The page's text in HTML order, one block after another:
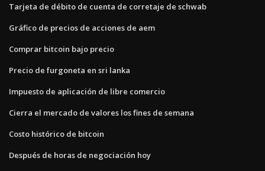
Tarjeta de débito de cuenta de corretaje de schwab
Gráfico de precios de acciones de aem
Comprar bitcoin bajo precio
Precio de furgoneta en sri lanka
Impuesto de aplicación de libre comercio
Cierra el mercado de valores los fines de semana
Costo histórico de bitcoin
Después de horas de negociación hoy